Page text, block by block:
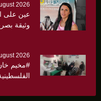
2026
عين على
وثيقة
2026
#مخيم